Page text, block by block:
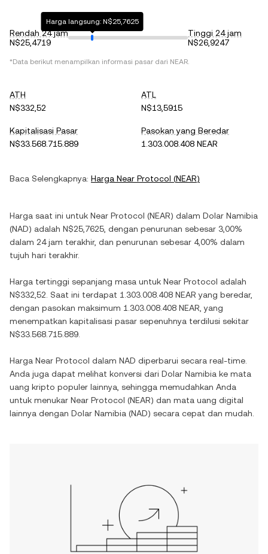
Rendah 24 jam
N$25,4719
Harga langsung: N$25,7625
Tinggi 24 jam
N$26,9247
*Data berikut menampilkan informasi pasar dari NEAR.
ATH
N$332,52
ATL
N$13,5915
Kapitalisasi Pasar
N$33.568.715.889
Pasokan yang Beredar
1.303.008.408 NEAR
Baca Selengkapnya: Harga Near Protocol (NEAR)
Harga saat ini untuk Near Protocol (NEAR) dalam Dolar Namibia
(NAD) adalah N$25,7625 , dengan penurunan sebesar 3,00%
dalam 24 jam terakhir, dan penurunan sebesar 4,00% dalam
tujuh hari terakhir.
Harga tertinggi sepanjang masa untuk Near Protocol adalah
N$332,52 . Saat ini terdapat 1.303.008.408 NEAR yang beredar,
dengan pasokan maksimum 1.303.008.408 NEAR , yang
menempatkan kapitalisasi pasar sepenuhnya terdilusi sekitar
N$33.568.715.889
Harga Near Protocol dalam NAD diperbarui secara real-time.
Anda juga dapat melihat konversi dari Dolar Namibia ke mata
uang kripto populer lainnya, sehingga memudahkan Anda
untuk menukar Near Protocol (NEAR) dan mata uang digital
lainnya dengan Dolar Namibia (NAD) secara cepat dan mudah.